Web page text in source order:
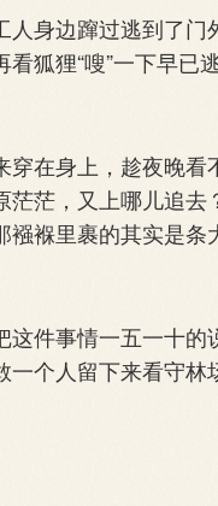
身边蹿过逃到了门
狐狸“嗖”一下早已
在身上，趁夜晚看
茫，又上哪儿追
褓里裹的其实是
件事情一五一十的
个人留下来看守林